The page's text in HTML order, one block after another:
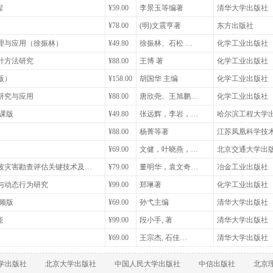
¥59.00 李景玉等编著 清华大学出版社
¥78.00 (明)文震亨著 东方出版社
应用（徐振林） ¥49.80 徐振林、石松 … 化学工业出版社
方法研究 ¥88.00 王博 著 化学工业出版社
¥158.00 胡国华 主编 化学工业出版社
究与应用 ¥88.00 唐欣尧、王旭鹏… 化学工业出版社
版 ¥49.80 张远辉，李岩，… 哈尔滨工程大学
¥88.00 杨菁等著 江苏凤凰科学技
¥69.00 文健，叶晓燕，… 北京交通大学出
灾害勘查评估关键技术及… ¥79.00 董明华，袁文奇… 冶金工业出版社
动态行为研究 ¥99.00 郑琳著 化学工业出版社
版 ¥69.00 孙弋主编 清华大学出版社
¥99.00 段小手, 著 清华大学出版社
¥69.00 王宗杰, 石佳… 清华大学出版社
出版社 北京大学出版社 中国人民大学出版社 中信出版社 北京